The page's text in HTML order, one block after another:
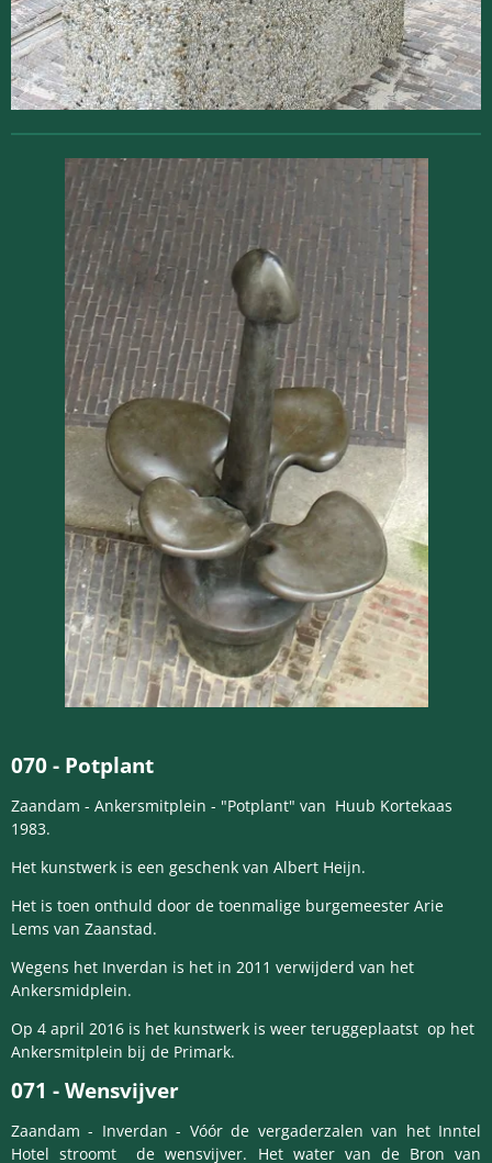
070 - Potplant
Zaandam - Ankersmitplein - "Potplant" van Huub Kortekaas
1983.
Het kunstwerk is een geschenk van Albert Heijn.
Het is toen onthuld door de toenmalige burgemeester Arie
Lems van Zaanstad.
Wegens het Inverdan is het in 2011 verwijderd van het
Ankersmidplein.
Op 4 april 2016 is het kunstwerk is weer teruggeplaatst op het
Ankersmitplein bij de Primark.
071 -Wensvijver
Zaandam - Inverdan - Vóór de vergaderzalen van het Inntel
Hotel stroomt de wensvijver. Het water van de Bron van